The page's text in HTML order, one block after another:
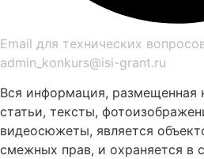
Email для технических
admin_konkurs@isi-grant.ru
Вся информация, размещенная
статьи, тексты,
видеосюжеты, является
смежных прав, и охраняется в